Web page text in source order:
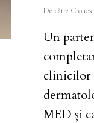
De către
Un
clinicilor
MED și